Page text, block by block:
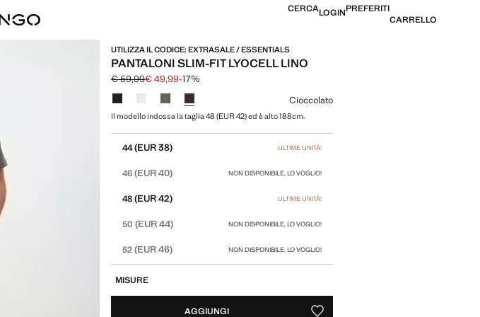
CERCALOGINPREFERITI
CARRELLO
UTILIZZA IL CODICE: EXTRASALE / ESSENTIALS
PANTALONI SLIM-FIT LYOCELL LINO
Prezzo iniziale depennato [€ 59,99 ]
€ 59,99
Prezzo attuale [€ 49,99 ]
€ 49,99-17%
Seleziona un colore
Cioccolato
Il modello indossa la taglia 48 (EUR 42) ed è alto 188cm.
44(EUR 38) ULTIME UNITÀ!
46(EUR 40) NON DISPONIBILE, LO VOGLIO!
48(EUR 42) ULTIME UNITÀ!
50 (EUR 44) NON DISPONIBILE, LO VOGLIO!
52(EUR 46) NON DISPONIBILE, LO VOGLIO!
MISURE
AGGIUNGI